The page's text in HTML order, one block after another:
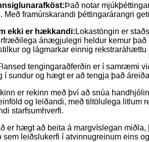
Það notar
Með framúrskarandi þéttingarárangri
ekki er hækkandi: Lokastöngin er
ánægjulegri heldur kemur
og lágmarkar einnig rekstraráhættu
tengingaraðferðin er í samræmi
í sundur og hægt er að tengja það
er rekinn með því að snúa
og leiðandi, með tiltölulega litlum
starfsumhverfi.
er hægt að beita á margvíslegan
sem leiðslukerfi í atvinnugreinum eins